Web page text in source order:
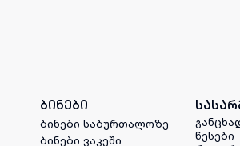
ბინები
ბინები საბურთალოზე
ბინები ვაკეში
წესები